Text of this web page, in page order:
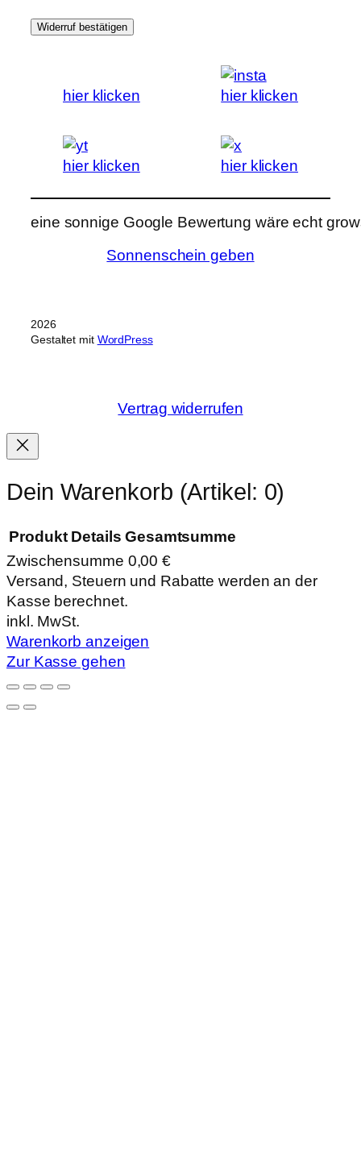
Widerruf bestätigen
hier klicken hier klicken
hier klicken hier klicken
eine sonnige Google Bewertung wäre echt
Sonnenschein geben
2026
Gestaltet mit WordPress
Vertrag widerrufen
Dein Warenkorb (Artikel: 0)
Produkte
im
Warenkorb
Produkt Details Gesamtsumme
Zwischensumme 0,00 €
Versand, Steuern und Rabatte werden an der
Kasse berechnet.
inkl. MwSt.
Warenkorb anzeigen
Zur Kasse gehen